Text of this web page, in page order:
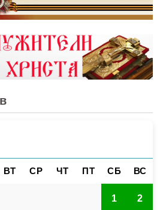
ВТ СР ЧТ ПТ СБ ВС
1 2